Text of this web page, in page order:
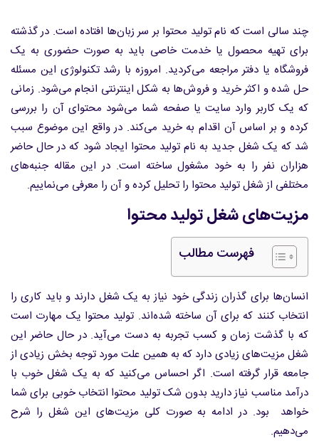
چند سالی است که نام تولید محتوا بر سر زبان‌ها افتاده است. در گذشته
برای تهیه محصول یا خدمت خاصی باید به صورت حضوری به یک
فروشگاه یا دفتر مراجعه می‌کردید. امروزه با رشد تکنولوژی این مسئله
حل شده و اکثر خرید و فروش‌ها به شکل اینترنتی انجام می‌شود. زمانی
که یک کاربر وارد سایت یا صفحه شما می‌شود محتوای آن را بررسی
کرده و بر اساس آن اقدام به خرید می‌کند. در واقع این موضوع سبب
شد که یک شغل جدید به نام تولید محتوا ایجاد شود که در حال حاضر
هزاران نفر را به خود مشغول ساخته است. در این مقاله جنبه‌های
مختلفی از شغل تولید محتوا را تحلیل کرده و آن را معرفی می‌نماییم.
مزیت‌های شغل تولید محتوا
فهرست مطالب
انسان‌ها برای گذران زندگی خود نیاز به یک شغل دارند و باید کاری را
انتخاب کنند که برای آن ساخته شده‌اند. تولید محتوا یک مهارت است
که با گذشت زمان و کسب تجربه به دست می‌آید. در حال حاضر این
شغل مزیت‌های زیادی دارد که به همین علت مورد توجه بخش زیادی از
جامعه قرار گرفته است. اگر احساس می‌کنید که به یک شغل خوب با
درآمد مناسب نیاز دارید بدون شک تولید محتوا انتخاب خوبی برای شما
خواهد بود. در ادامه به صورت کلی مزیت‌های این شغل را شرح
می‌دهیم.